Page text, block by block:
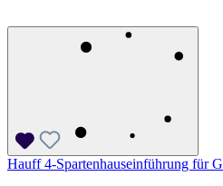
Hauff 4-Spartenhauseinführung für